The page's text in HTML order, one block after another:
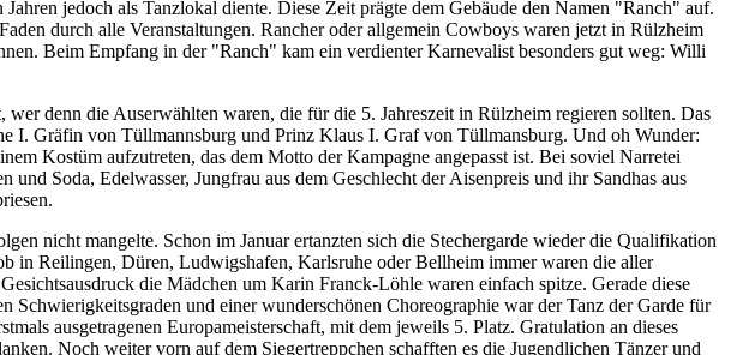
jedoch als Tanzlokal diente. Diese Zeit prägte dem Gebäude den Namen "Ranch" auf.
durch alle Veranstaltungen. Rancher oder allgemein Cowboys waren jetzt in Rülzheim
Beim Empfang in der "Ranch" kam ein verdienter Karnevalist besonders gut weg: Willi
denn die Auserwählten waren, die für die 5. Jahreszeit in Rülzheim regieren sollten. Das
I. Gräfin von Tüllmannsburg und Prinz Klaus I. Graf von Tüllmansburg. Und oh Wunder:
Kostüm aufzutreten, das dem Motto der Kampagne angepasst ist. Bei soviel Narretei
Soda, Edelwasser, Jungfrau aus dem Geschlecht der Aisenpreis und ihr Sandhas aus
nicht mangelte. Schon im Januar ertanzten sich die Stechergarde wieder die Qualifikation
in Reilingen, Düren, Ludwigshafen, Karlsruhe oder Bellheim immer waren die aller
die Mädchen um Karin Franck-Löhle waren einfach spitze. Gerade diese
und einer wunderschönen Choreographie war der Tanz der Garde für
ausgetragenen Europameisterschaft, mit dem jeweils 5. Platz. Gratulation an dieses
Noch weiter vorn auf dem Siegertreppchen schafften es die Jugendlichen Tänzer und